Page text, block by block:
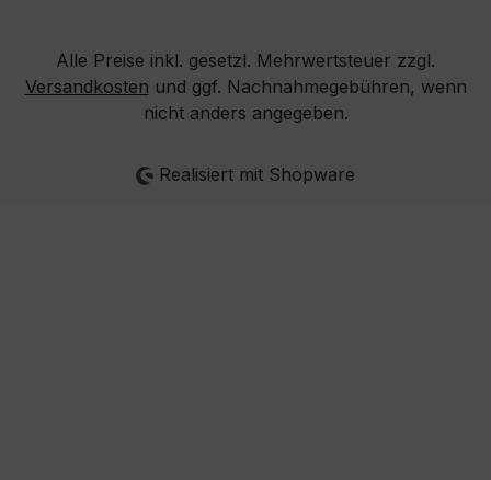
Alle Preise inkl. gesetzl. Mehrwertsteuer zzgl.
Versandkosten und ggf. Nachnahmegebühren, wenn
nicht anders angegeben.
Realisiert mit Shopware